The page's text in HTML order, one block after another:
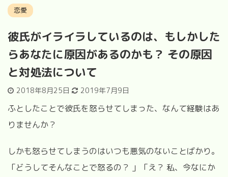
恋愛
彼氏がイライラしているのは、もしかした
らあなたに原因があるのかも？ その原因
と対処法について
2018年8月25日 2019年7月9日
ふとしたことで彼氏を怒らせてしまった、なんて経験はあ
りませんか？
しかも怒らせてしまうのはいつも悪気のないことばかり。
「どうしてそんなことで怒るの？ 」「え？ 私、今なにか